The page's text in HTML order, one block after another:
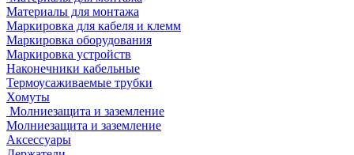
Материалы для монтажа
Маркировка для кабеля и клемм
Маркировка оборудования
Маркировка устройств
Наконечники кабельные
Термоусаживаемые трубки
Хомуты
Молниезащита и заземление
Молниезащита и заземление
Аксессуары